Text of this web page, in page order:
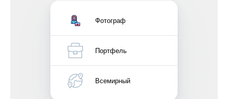
Фотограф
Портфель
Всемирный